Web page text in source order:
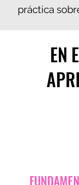
práctica
EN